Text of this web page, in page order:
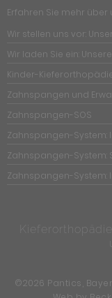
Erfahren Sie mehr über
Wir stellen uns vor:
Wir laden Sie ein:
Kinder-
Zahnspangen und
Zahnspangen-SOS
Zahnspangen-System:
Zahnspangen-System:
Zahnspangen-System:
©2026 Pantics,